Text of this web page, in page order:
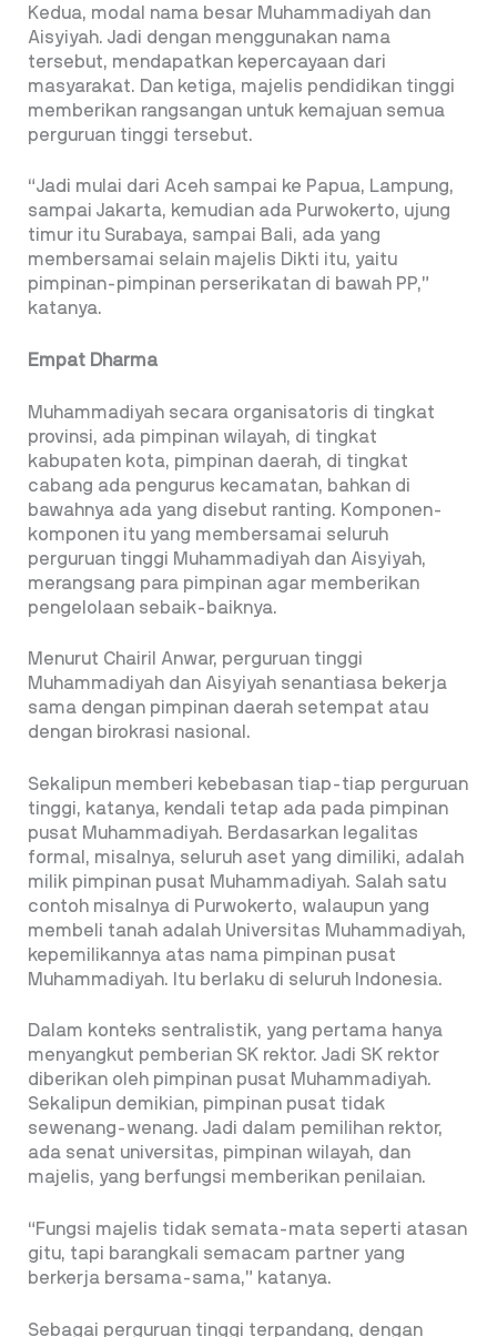
Kedua, modal nama besar Muhammadiyah dan
Aisyiyah. Jadi dengan menggunakan nama
tersebut, mendapatkan kepercayaan dari
masyarakat. Dan ketiga, majelis pendidikan tinggi
memberikan rangsangan untuk kemajuan semua
perguruan tinggi tersebut.
“Jadi mulai dari Aceh sampai ke Papua, Lampung,
sampai Jakarta, kemudian ada Purwokerto, ujung
timur itu Surabaya, sampai Bali, ada yang
membersamai selain majelis Dikti itu, yaitu
pimpinan-pimpinan perserikatan di bawah PP,”
katanya.
Empat Dharma
Muhammadiyah secara organisatoris di tingkat
provinsi, ada pimpinan wilayah, di tingkat
kabupaten kota, pimpinan daerah, di tingkat
cabang ada pengurus kecamatan, bahkan di
bawahnya ada yang disebut ranting. Komponen-
komponen itu yang membersamai seluruh
perguruan tinggi Muhammadiyah dan Aisyiyah,
merangsang para pimpinan agar memberikan
pengelolaan sebaik-baiknya.
Menurut Chairil Anwar, perguruan tinggi
Muhammadiyah dan Aisyiyah senantiasa bekerja
sama dengan pimpinan daerah setempat atau
dengan birokrasi nasional.
Sekalipun memberi kebebasan tiap-tiap perguruan
tinggi, katanya, kendali tetap ada pada pimpinan
pusat Muhammadiyah. Berdasarkan legalitas
formal, misalnya, seluruh aset yang dimiliki, adalah
milik pimpinan pusat Muhammadiyah. Salah satu
contoh misalnya di Purwokerto, walaupun yang
membeli tanah adalah Universitas Muhammadiyah,
kepemilikannya atas nama pimpinan pusat
Muhammadiyah. Itu berlaku di seluruh Indonesia.
Dalam konteks sentralistik, yang pertama hanya
menyangkut pemberian SK rektor. Jadi SK rektor
diberikan oleh pimpinan pusat Muhammadiyah.
Sekalipun demikian, pimpinan pusat tidak
sewenang-wenang. Jadi dalam pemilihan rektor,
ada senat universitas, pimpinan wilayah, dan
majelis, yang berfungsi memberikan penilaian.
“Fungsi majelis tidak semata-mata seperti atasan
gitu, tapi barangkali semacam partner yang
berkerja bersama-sama,” katanya.
Sebagai perguruan tinggi terpandang, dengan